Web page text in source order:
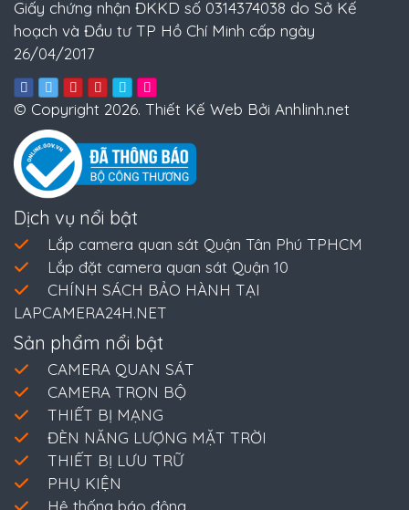
Giấy chứng nhận ĐKKD số 0314374038 do Sở Kế
hoạch và Đầu tư TP Hồ Chí Minh cấp ngày
26/04/2017
© Copyright 2026. Thiết Kế Web Bởi Anhlinh.net
Dịch vụ nổi bật
Lắp camera quan sát Quận Tân Phú TPHCM
Lắp đặt camera quan sát Quận 10
CHÍNH SÁCH BẢO HÀNH TẠI
LAPCAMERA24H.NET
Sản phẩm nổi bật
CAMERA QUAN SÁT
CAMERA TRỌN BỘ
THIẾT BỊ MẠNG
ĐÈN NĂNG LƯỢNG MẶT TRỜI
THIẾT BỊ LƯU TRỮ
PHỤ KIỆN
Hệ thống báo động